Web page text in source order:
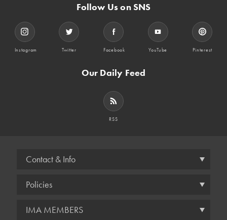
Follow Us on SNS
Instagram Twitter Facebook YouTube Pinterest
Our Daily Feed
RSS
Contact & Info
Policies
IMA MEMBERS